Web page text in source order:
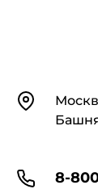
Контакты
8-